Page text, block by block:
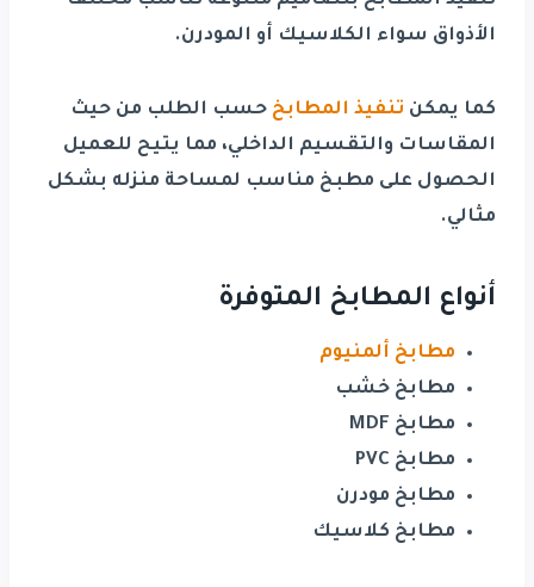
الأذواق سواء الكلاسيك أو المودرن.
كما يمكن تنفيذ المطابخ حسب الطلب من حيث
المقاسات والتقسيم الداخلي، مما يتيح للعميل
الحصول على مطبخ مناسب لمساحة منزله بشكل
مثالي.
أنواع المطابخ المتوفرة
مطابخ ألمنيوم
مطابخ خشب
مطابخ MDF
مطابخ PVC
مطابخ مودرن
مطابخ كلاسيك